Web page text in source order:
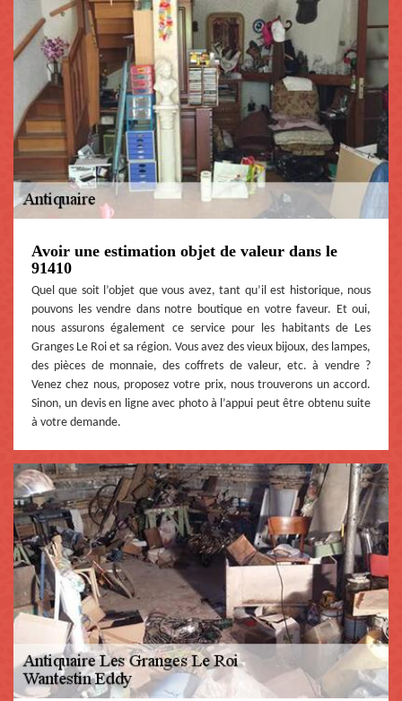
Avoir une estimation objet de valeur dans le
91410
Quel que soit l’objet que vous avez, tant qu’il est historique, nous
pouvons les vendre dans notre boutique en votre faveur. Et oui,
nous assurons également ce service pour les habitants de Les
Granges Le Roi et sa région. Vous avez des vieux bijoux, des lampes,
des pièces de monnaie, des coffrets de valeur, etc. à vendre ?
Venez chez nous, proposez votre prix, nous trouverons un accord.
Sinon, un devis en ligne avec photo à l’appui peut être obtenu suite
à votre demande.